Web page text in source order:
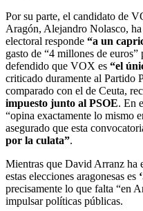
Por su parte, el candidato de
Aragón, Alejandro Nolasco,
electoral responde “a un
gasto de “4 millones de euros”
defendido que VOX es “el
criticado duramente al Partido
comparado con el de Ceuta,
impuesto junto al PSOE. En
“opina exactamente lo mismo
asegurado que esta
por la culata”.
Mientras que David Arranz ha
estas elecciones aragonesas es
precisamente lo que falta “en
impulsar políticas públicas.